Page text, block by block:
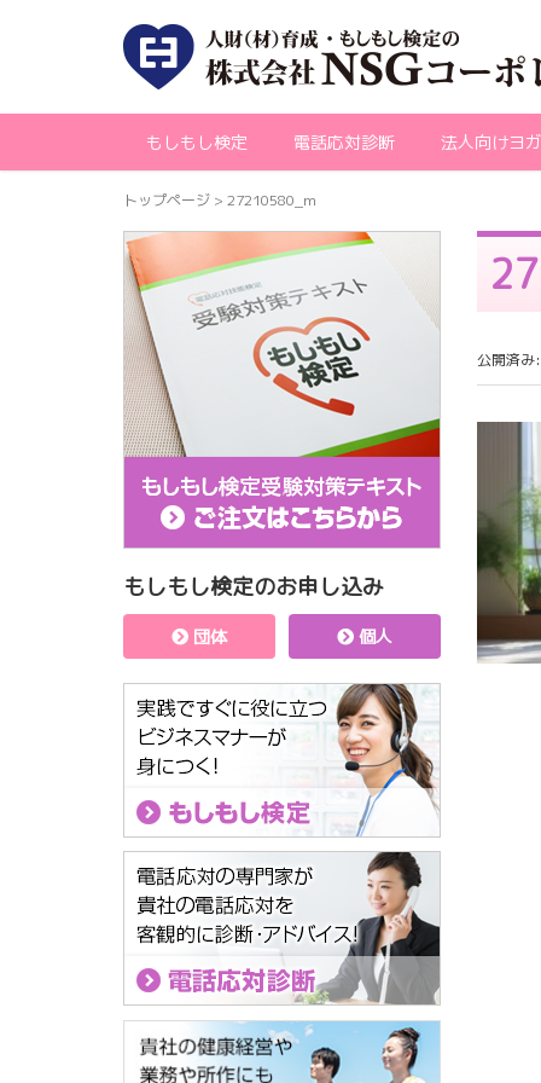
もしもし検定 電話応対診断 法人向けヨガ
トップページ > 27210580_m
公開済み
もしもし検定のお申し込み
団体 個人